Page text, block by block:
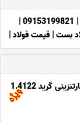
|
09153199821
|
بست| قیمت فولاد|
آگهی فروش میلگرد استیل ضد زنگ مارتنزیتی گرید 1.4122